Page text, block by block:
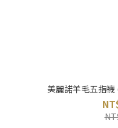
美麗諾羊毛五指